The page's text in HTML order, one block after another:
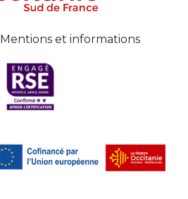
Mentions et informations